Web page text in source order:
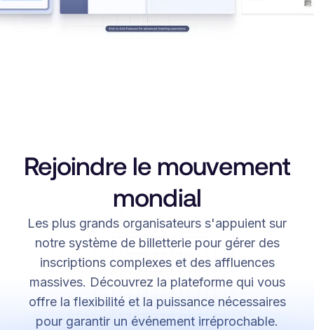
Rejoindre le mouvement
mondial
Les plus grands organisateurs s'appuient sur
notre système de billetterie pour gérer des
inscriptions complexes et des affluences
massives. Découvrez la plateforme qui vous
offre la flexibilité et la puissance nécessaires
pour garantir un événement irréprochable.